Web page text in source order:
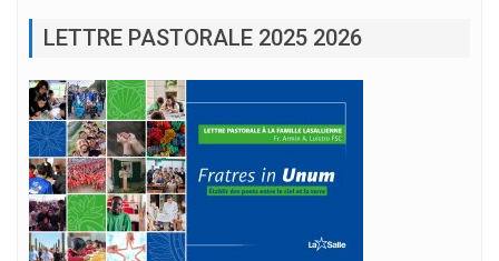
LETTRE PASTORALE 2025 2026